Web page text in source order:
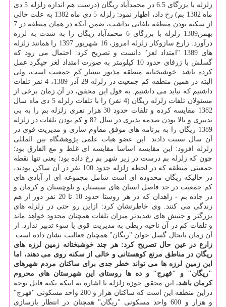
زلزله با بزرگای 6.5 در محمدآباد ریگان (درست هم اندازه زلزله 5 دی
ماه 1382 بم) رخ داد، اظهار نمود: زلزله 5 دی ماه 1382 به علت خالی
از سكنه بودن منطقه تلفاتی نداشت، ضمن آنكه در همان منطقه در 7
بهمن1389 زلزله با بزرگای 6 محمدآباد ریگان را به شدت به لرزه
درآورد. زارع سازوكار زلزله امروز، 16 شهریور 1397 را همانند زلزله
های 1389 "امتداد لغز" دانست و تصریح كرد: احتمال می رود كه
گسلش با ژرفای حدود 10 كیلومتر به صورت امتداد لغز چپگرد عمل
كرده باشد. خوشبختانه منطقه مذبور بسیار كم جمعیت است، ولی
البته در همین منطقه كم جمعیت در زلزله 29 آذر 1389، 4 نفر تلفات
داشتیم كه نباید می داشتیم. به قول این محقق، در آن زمان برخی از
مسئولان تلفات زلزله ریگان (4 نفر) را با تلفات زلزله 5 دی ماه سال
1382 مقایسه كرده و تلفات حدود 30 هزار نفری زلزله بم را به بی
تدبیری و بالا بودن صدمه پذیری در سال 82 و كم بودن تلفات در زلزله
1389 ریگان را به برنامه های موفق مقاوم سازی و مدیریت قوی در
آن سال نسبت دادند. این عضو هیات علمی پژوهشگاه بین المللی
زلزله افزود: این مقایسه اساسا مقایسه ای غلط و مع الفارق بود؛
چون كه زلزله بم درست در زیر شهر بم رخ داده بود؛ یعنی تنها نقطه
جمعیتی منطقه كه در لحظه زلزله حدود 100 نفر در آن ساكن بودند،
در حالیكه ریگان محدوده ای است شامل مجموعه ای از آبادی های
كم جمعیت در حد فاصل استان های سیستان و بلوچستان و كرمان و
در جاده بم - زاهدان كه در هر روستا حدود 10 تا 20 نفر دور از هم
زندگی می كنند. وی خاطرنشان كرد: ازاین رو حتی در زلزله های
بزرگتر و جنبش های شدیدتر میزان تلفات همچنان محدود خواهد ماند
و تلفات كم در آن ناحیه ربطی به مدیریت قوی یا سوء تدبیر ندارد. از
آن زمان تابحال گسل جوان "ریگان" همچنان فعالیت نشان داده است.
زارع در عین حال تصریح كرد: هر چند خوشبختانه زمین لرزه های
ریگان در مناطق مرتع كوهستانی و خالی از سكنه روی می دهند، اما
این زمین لرزه ها می تواند خطر جدی برای ساكنان مردم شهرهای
"ریگان" و "فهرج" و ده ها روستای این شهرستان های محروم
كرمان باشد. این محقق حوزه زلزله با اشاره به اینكه نكته قابل توجه
دراین منطقه این است كه ساكنان هزار و 200 واحد مسكونی "فهرج"
و هزار و 600 واحد مسكونی "ریگان" همچنان در انتظار بازسازی